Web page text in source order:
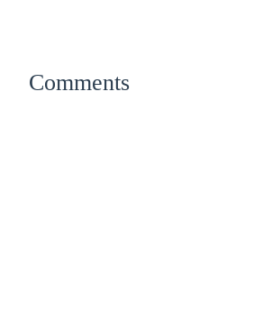
Comments